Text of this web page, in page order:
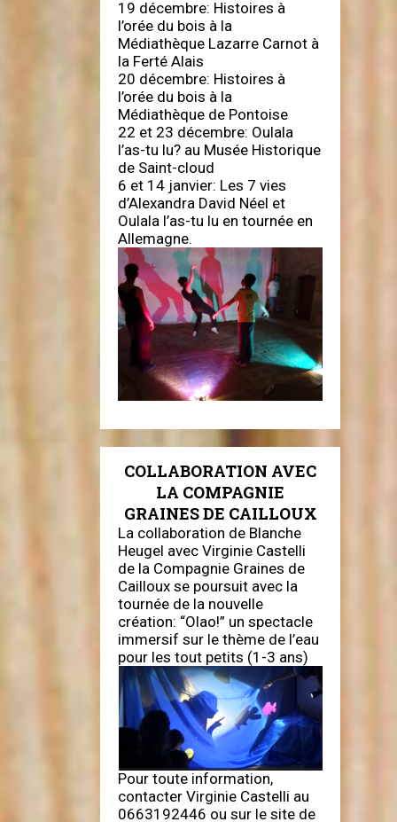
19 décembre: Histoires à
l’orée du bois à la
Médiathèque Lazarre Carnot à
la Ferté Alais
20 décembre: Histoires à
l’orée du bois à la
Médiathèque de Pontoise
22 et 23 décembre: Oulala
l’as-tu lu? au Musée Historique
de Saint-cloud
6 et 14 janvier: Les 7 vies
d’Alexandra David Néel et
Oulala l’as-tu lu en tournée en
Allemagne.
COLLABORATION AVEC
LA COMPAGNIE
GRAINES DE CAILLOUX
La collaboration de Blanche
Heugel avec Virginie Castelli
de la Compagnie Graines de
Cailloux se poursuit avec la
tournée de la nouvelle
création: “Olao!” un spectacle
immersif sur le thème de l’eau
pour les tout petits (1-3 ans)
Pour toute information,
contacter Virginie Castelli au
0663192446 ou sur le site de